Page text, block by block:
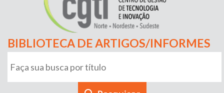
BIBLIOTECA DE ARTIGOS/INFORMES